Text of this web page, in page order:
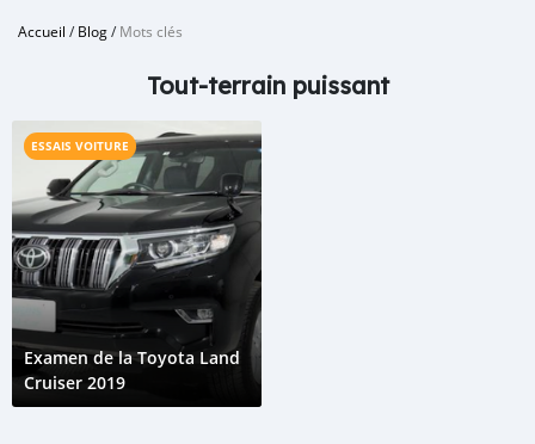
Accueil /Blog/Mots clés
Tout-terrain puissant
ESSAIS VOITURE
Examen de la Toyota Land
Cruiser 2019